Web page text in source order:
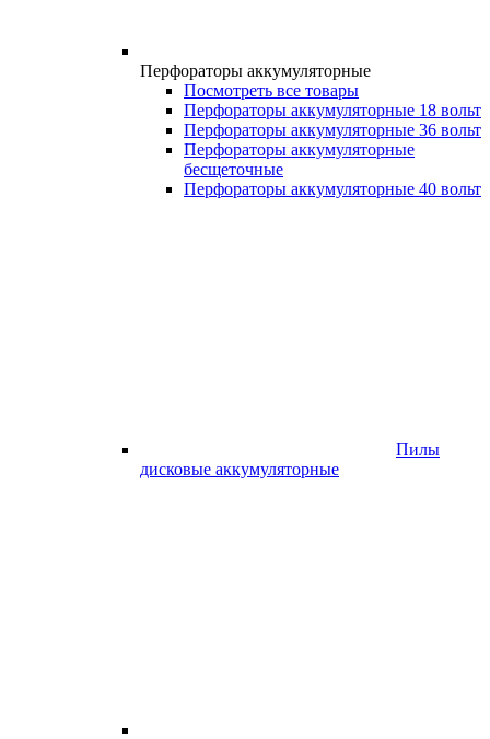
Перфораторы аккумуляторные
Посмотреть все товары
Перфораторы аккумуляторные 18 вольт
Перфораторы аккумуляторные 36 вольт
Перфораторы аккумуляторные
бесщеточные
Перфораторы аккумуляторные 40 вольт
Пилы
дисковые аккумуляторные